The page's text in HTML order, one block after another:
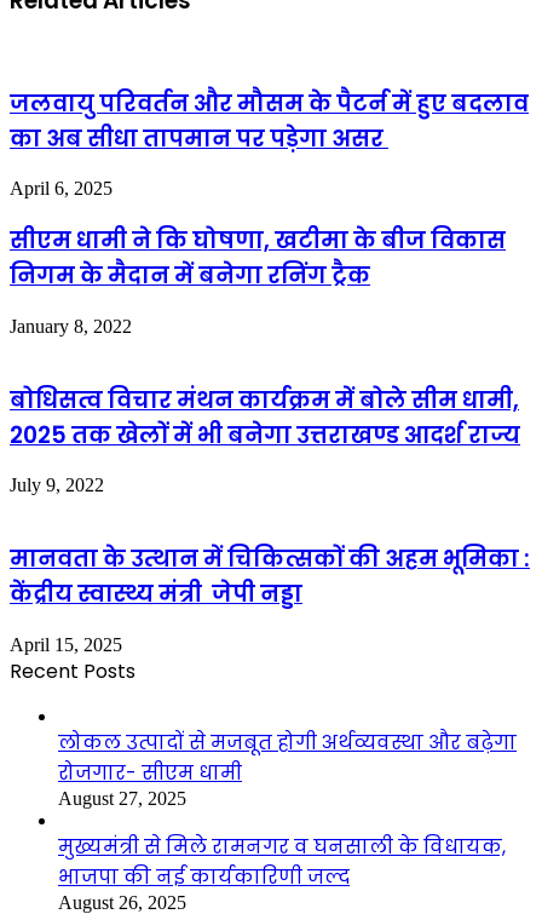
जलवायु परिवर्तन और मौसम के पैटर्न में हुए बदलाव
का अब सीधा तापमान पर पड़ेगा असर
April 6, 2025
सीएम धामी ने कि घोषणा, खटीमा के बीज विकास
निगम के मैदान में बनेगा रनिंग ट्रैक
January 8, 2022
बोधिसत्व विचार मंथन कार्यक्रम में बोले सीम धामी,
2025 तक खेलों में भी बनेगा उत्तराखण्ड आदर्श राज्य
July 9, 2022
मानवता के उत्थान में चिकित्सकों की अहम भूमिका :
केंद्रीय स्वास्थ्य मंत्री जेपी नड्डा
April 15, 2025
Recent Posts
लोकल उत्पादों से मजबूत होगी अर्थव्यवस्था और बढ़ेगा
रोजगार- सीएम धामी
August 27, 2025
मुख्यमंत्री से मिले रामनगर व घनसाली के विधायक,
भाजपा की नई कार्यकारिणी जल्द
August 26, 2025